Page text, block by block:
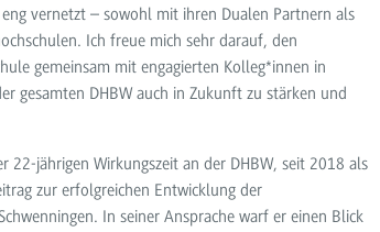
vernetzt – sowohl mit ihren Dualen Partnern als
Ich freue mich sehr darauf, den
gemeinsam mit engagierten Kolleg*innen in
gesamten DHBW auch in Zukunft zu stärken und
22-jährigen Wirkungszeit an der DHBW, seit 2018 als
zur erfolgreichen Entwicklung der
In seiner Ansprache warf er einen Blick